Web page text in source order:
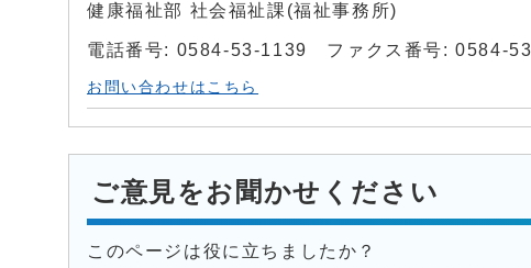
健康福祉部 社会福祉課(福祉事務所)
電話番号: 0584-53-1139 ファクス番号: 0584-
お問い合わせはこちら
ご意見をお聞かせください
このページは役に立ちましたか？